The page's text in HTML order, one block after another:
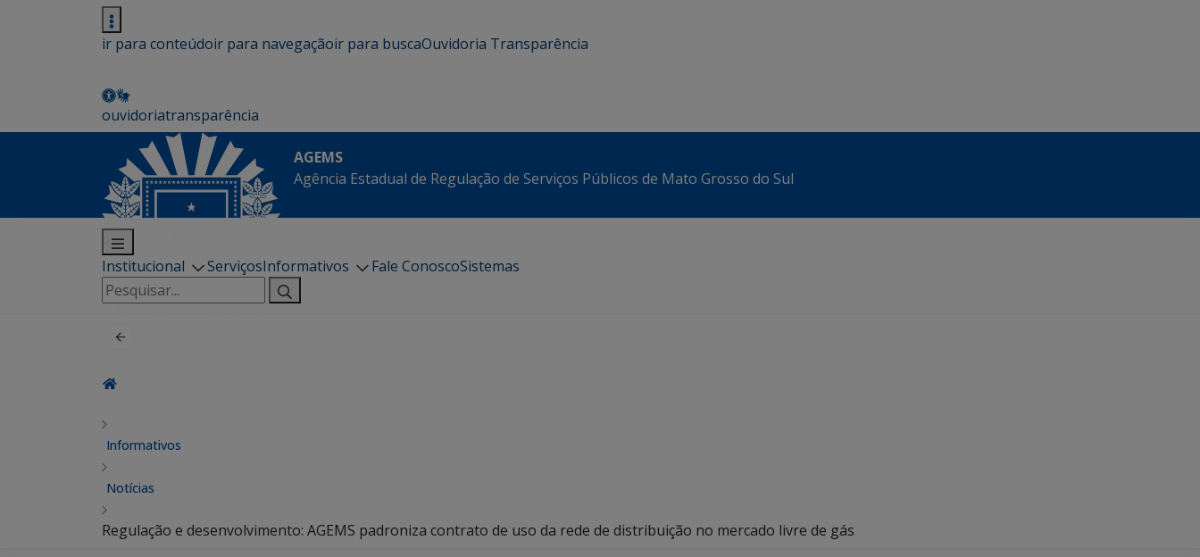
ir para conteúdoir para navegaçãoir para buscaOuvidoria Transparência
ouvidoriatransparência
AGEMS
Agência Estadual de Regulação de Serviços Públicos de Mato Grosso do Sul
Institucional ServiçosInformativos Fale ConoscoSistemas
Pesquisar
por:
Informativos
Notícias
Regulação e desenvolvimento: AGEMS padroniza contrato de uso da rede de distribuição no mercado livre de gás